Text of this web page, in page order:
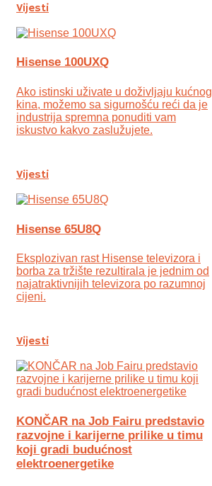
Vijesti
Hisense 100UXQ
Ako istinski uživate u doživljaju kućnog
kina, možemo sa sigurnošću reći da je
industrija spremna ponuditi vam
iskustvo kakvo zaslužujete.
Vijesti
Hisense 65U8Q
Eksplozivan rast Hisense televizora i
borba za tržište rezultirala je jednim od
najatraktivnijih televizora po razumnoj
cijeni.
Vijesti
KONČAR na Job Fairu predstavio
razvojne i karijerne prilike u timu
koji gradi budućnost
elektroenergetike